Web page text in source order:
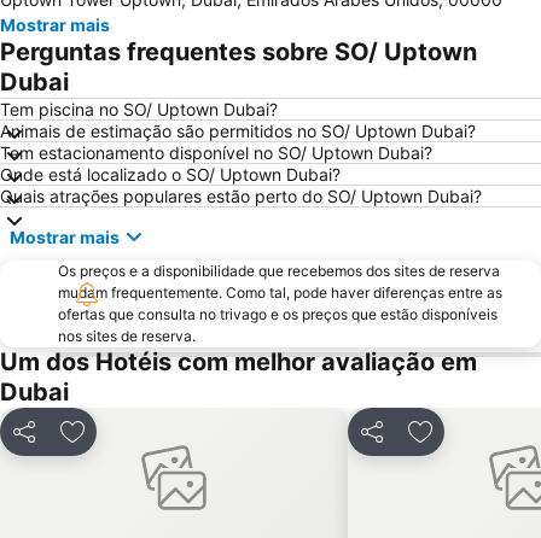
Deira City Centre Metro Station
Sheikh Zayed Road
Jumeirah Beach Residence
Bur Dubai
Burj KhalifaDubai Mall Metro Station
Dubai Metro
Al Rigga
GULFOOD EXHIBITION
Dubai Creek
Airport Terminal 3 Metro Station
Al Qusais
Sharjah City Center
Mall of the Emirates
Business Bay Metro Station
DMCC Metro Station
DUBAI INTERNATIONAL BOAT SHOW
Jumeirah Emirates Towers
Dubai Media City
Al Maktoum International Airport
World Trade Centre Metro Station
Dubai Museum
Aquaventure Waterpark
Souk Madinat Jumeirah
Wild Wadi Waterpark
Mostrar mais
Perguntas frequentes sobre SO/ Uptown
Dubai
Tem piscina no SO/ Uptown Dubai?
Animais de estimação são permitidos no SO/ Uptown Dubai?
Tem estacionamento disponível no SO/ Uptown Dubai?
Onde está localizado o SO/ Uptown Dubai?
Quais atrações populares estão perto do SO/ Uptown Dubai?
Mostrar mais
Os preços e a disponibilidade que recebemos dos sites de reserva
mudam frequentemente. Como tal, pode haver diferenças entre as
ofertas que consulta no trivago e os preços que estão disponíveis
nos sites de reserva.
Um dos Hotéis com melhor avaliação em
Dubai
PartilharAdicionar aos favoritos PartilharAdicionar